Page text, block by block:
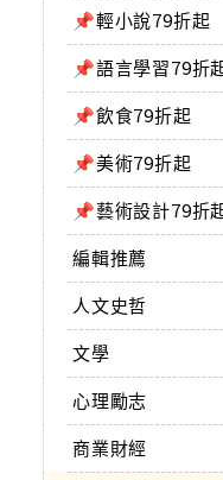
📌輕小說79折起
📌語言學習79折
📌飲食79折起
📌美術79折起
📌藝術設計79折
編輯推薦
人文史哲
文學
心理勵志
商業財經